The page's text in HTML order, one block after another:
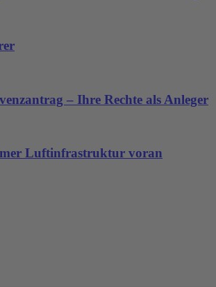
– Ihre Rechte als Anleger
Luftinfrastruktur voran